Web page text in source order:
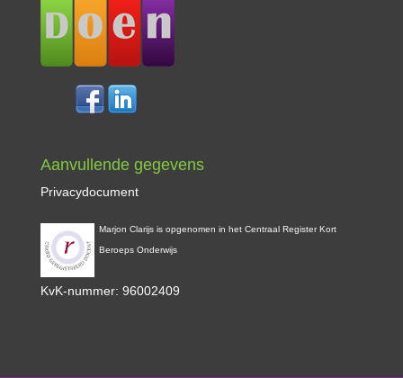
Aanvullende gegevens
Privacydocument
Marjon Clarijs is opgenomen in het Centraal Register Kort
Beroeps Onderwijs
KvK-nummer: 96002409